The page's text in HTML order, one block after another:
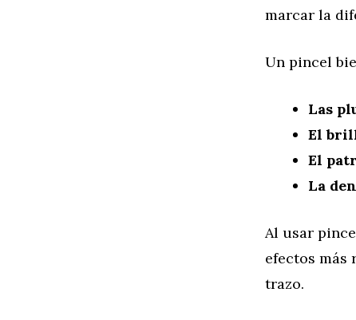
marcar la
Un pincel
Las
El
El
La
Al usar
efectos más
trazo.